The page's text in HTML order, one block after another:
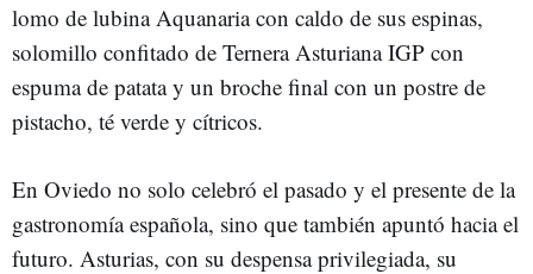
lomo de lubina Aquanaria con caldo de sus espinas,
solomillo confitado de Ternera Asturiana IGP con
espuma de patata y un broche final con un postre de
pistacho, té verde y cítricos.
En Oviedo no solo celebró el pasado y el presente de la
gastronomía española, sino que también apuntó hacia el
futuro. Asturias, con su despensa privilegiada, su